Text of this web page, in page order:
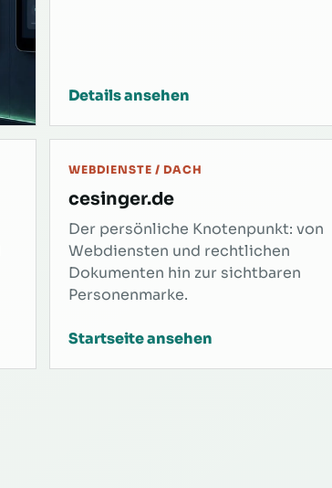
Details ansehen
WEBDIENSTE / DACH
cesinger.de
Der persönliche Knotenpunkt: von
Webdiensten und rechtlichen
Dokumenten hin zur sichtbaren
Personenmarke.
Startseite ansehen